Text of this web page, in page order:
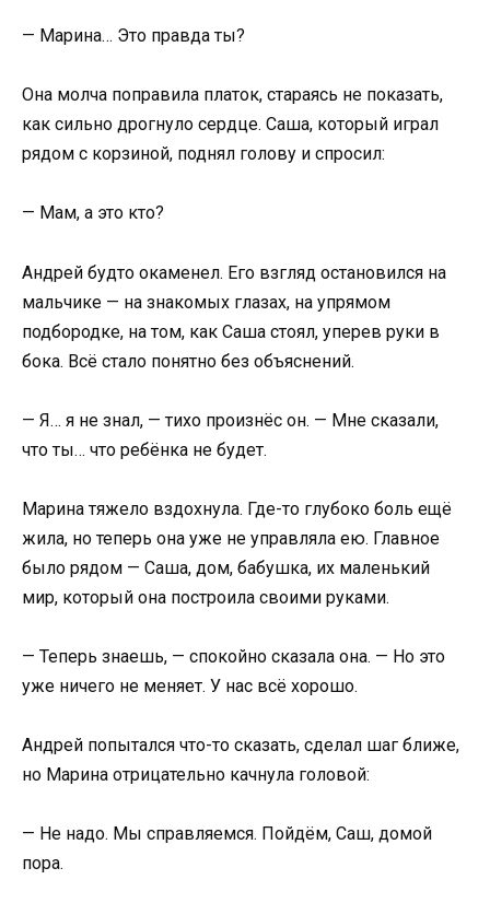
— Марина… Это правда ты?
Она молча поправила платок, стараясь не показать,
как сильно дрогнуло сердце. Саша, который играл
рядом с корзиной, поднял голову и спросил:
— Мам, а это кто?
Андрей будто окаменел. Его взгляд остановился на
мальчике — на знакомых глазах, на упрямом
подбородке, на том, как Саша стоял, уперев руки в
бока. Всё стало понятно без объяснений.
— Я… я не знал, — тихо произнёс он. — Мне сказали,
что ты… что ребёнка не будет.
Марина тяжело вздохнула. Где-то глубоко боль ещё
жила, но теперь она уже не управляла ею. Главное
было рядом — Саша, дом, бабушка, их маленький
мир, который она построила своими руками.
— Теперь знаешь, — спокойно сказала она. — Но это
уже ничего не меняет. У нас всё хорошо.
Андрей попытался что-то сказать, сделал шаг ближе,
но Марина отрицательно качнула головой:
— Не надо. Мы справляемся. Пойдём, Саш, домой
пора.